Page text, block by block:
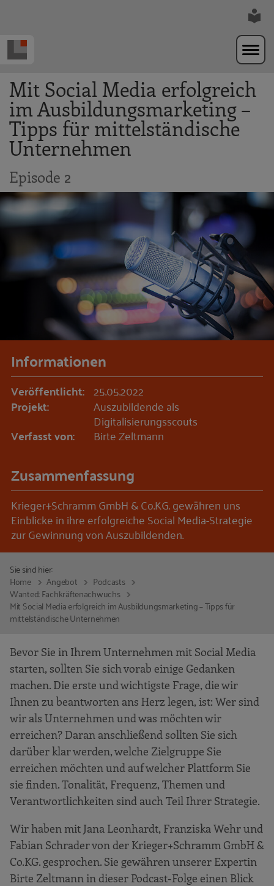
Mit Social Media erfolgreich
im Ausbildungsmarketing –
Tipps für mittelständische
Unternehmen
Episode 2
Informationen
Veröffentlicht: 25.05.2022
Projekt: Auszubildende als
Digitalisierungsscouts
Verfasst von: Birte Zeltmann
Zusammenfassung
Krieger+Schramm GmbH & Co.KG. gewähren uns
Einblicke in ihre erfolgreiche Social Media-Strategie
zur Gewinnung von Auszubildenden.
Sie sind hier:
Home
Angebot
Podcasts
Wanted: Fachkräftenachwuchs
Mit Social Media erfolgreich im Ausbildungsmarketing – Tipps für
mittelständische Unternehmen
Bevor Sie in Ihrem Unternehmen mit Social Media
starten, sollten Sie sich vorab einige Gedanken
machen. Die erste und wichtigste Frage, die wir
Ihnen zu beantworten ans Herz legen, ist: Wer sind
wir als Unternehmen und was möchten wir
erreichen? Daran anschließend sollten Sie sich
darüber klar werden, welche Zielgruppe Sie
erreichen möchten und auf welcher Plattform Sie
sie finden. Tonalität, Frequenz, Themen und
Verantwortlichkeiten sind auch Teil Ihrer Strategie.
Wir haben mit Jana Leonhardt, Franziska Wehr und
Fabian Schrader von der Krieger+Schramm GmbH &
Co.KG. gesprochen. Sie gewähren unserer Expertin
Birte Zeltmann in dieser Podcast-Folge einen Blick